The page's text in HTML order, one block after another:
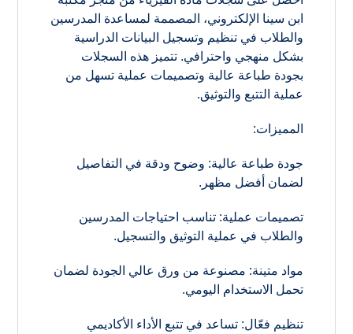
ابن سينا الإلكتروني، المصممة لمساعدة المدرسين
والطلاب في تنظيم وتسجيل البيانات الدراسية
بشكل منهجي واحترافي. تتميز هذه السجلات
بجودة طباعة عالية وتصميمات عملية تسهل من
عملية التتبع والتوثيق.
المميزات:
جودة طباعة عالية: وضوح ودقة في التفاصيل
لضمان أفضل مظهر.
تصميمات عملية: تناسب احتياجات المدرسين
والطلاب في عملية التوثيق والتسجيل.
مواد متينة: مصنوعة من ورق عالي الجودة لضمان
تحمل الاستخدام اليومي.
تنظيم فعّال: تساعد في تتبع الأداء الأكاديمي